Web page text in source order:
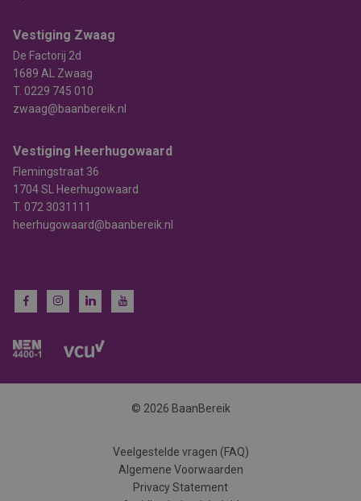
Vestiging Zwaag
De Factorij 2d
1689 AL Zwaag
T. 0229 745 010
zwaag@baanbereik.nl
Vestiging Heerhugowaard
Flemingstraat 36
1704 SL Heerhugowaard
T. 072 3031111
heerhugowaard@baanbereik.nl
© 2026 BaanBereik
Veelgestelde vragen (FAQ)
Algemene Voorwaarden
Privacy Statement